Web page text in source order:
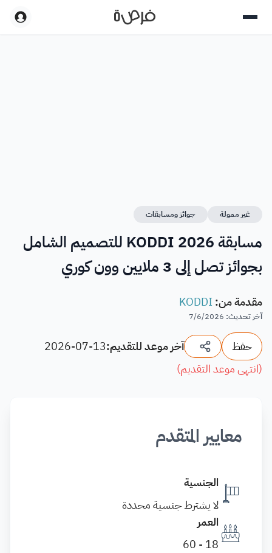
غير ممولة جوائز ومسابقات
مسابقة KODDI 2026 للتصميم الشامل
بجوائز تصل إلى 3 ملايين وون كوري
مقدمة من:
KODDI
آخر تحديث:
7/6/2026
حفظ آخر موعد للتقديم:2026-07-13
(انتهى موعد التقديم)
معايير المتقدم
الجنسية
لا يشترط جنسية محددة
العمر
18 - 60